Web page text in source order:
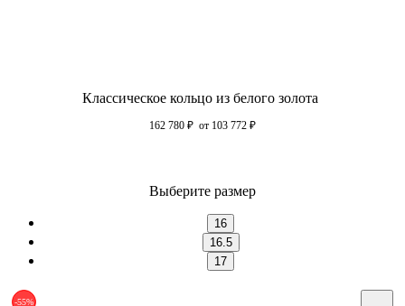
Классическое кольцо из белого золота
162 780 ₽ от 103 772 ₽
Выберите размер
16
16.5
17
-55%